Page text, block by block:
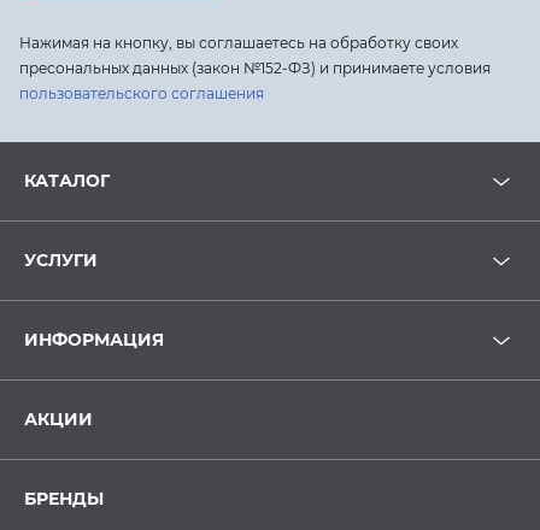
Нажимая на кнопку, вы соглашаетесь на обработку своих
пресональных данных (закон №152-ФЗ) и принимаете условия
пользовательского соглашения
КАТАЛОГ
УСЛУГИ
ИНФОРМАЦИЯ
АКЦИИ
БРЕНДЫ